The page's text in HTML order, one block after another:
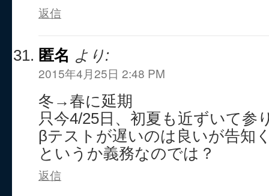
返信
匿名 より:
2015年4月25日 2:48 PM
冬→春に延期
只今4/25日、初夏も近ずいて参
βテストが遅いのは良いが告知
というか義務なのでは？
返信